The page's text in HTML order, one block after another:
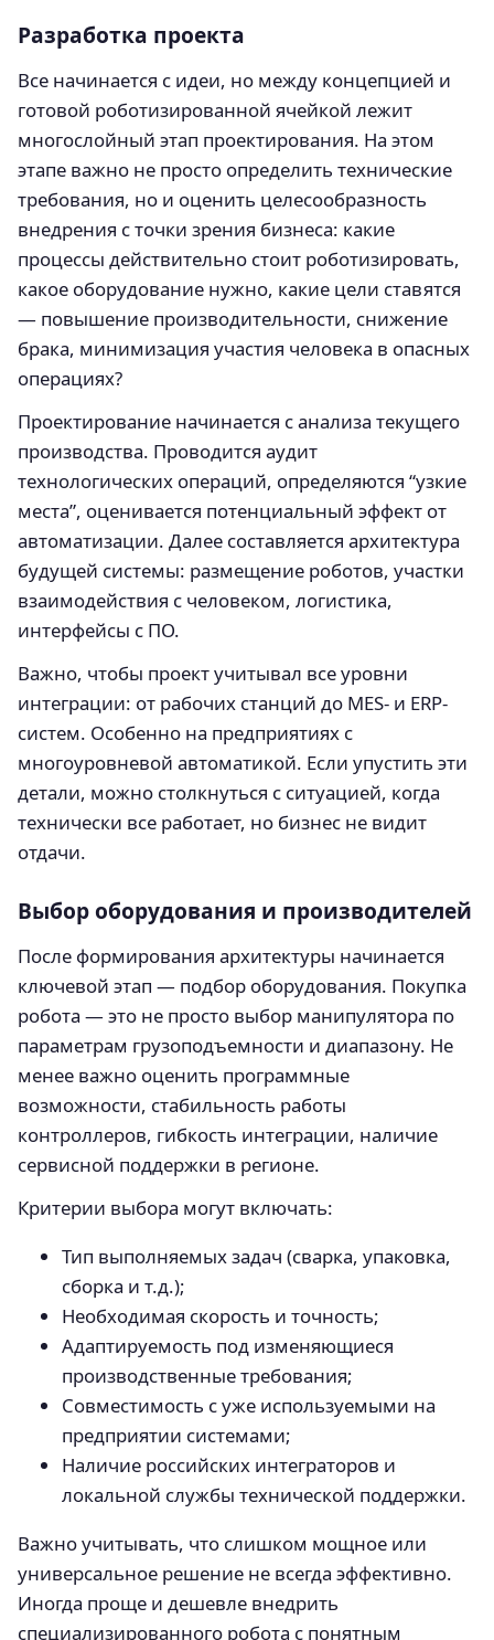
Разработка проекта
Все начинается с идеи, но между концепцией и
готовой роботизированной ячейкой лежит
многослойный этап проектирования. На этом
этапе важно не просто определить технические
требования, но и оценить целесообразность
внедрения с точки зрения бизнеса: какие
процессы действительно стоит роботизировать,
какое оборудование нужно, какие цели ставятся
— повышение производительности, снижение
брака, минимизация участия человека в опасных
операциях?
Проектирование начинается с анализа текущего
производства. Проводится аудит
технологических операций, определяются “узкие
места”, оценивается потенциальный эффект от
автоматизации. Далее составляется архитектура
будущей системы: размещение роботов, участки
взаимодействия с человеком, логистика,
интерфейсы с ПО.
Важно, чтобы проект учитывал все уровни
интеграции: от рабочих станций до MES- и ERP-
систем. Особенно на предприятиях с
многоуровневой автоматикой. Если упустить эти
детали, можно столкнуться с ситуацией, когда
технически все работает, но бизнес не видит
отдачи.
Выбор оборудования и производителей
После формирования архитектуры начинается
ключевой этап — подбор оборудования. Покупка
робота — это не просто выбор манипулятора по
параметрам грузоподъемности и диапазону. Не
менее важно оценить программные
возможности, стабильность работы
контроллеров, гибкость интеграции, наличие
сервисной поддержки в регионе.
Критерии выбора могут включать:
Тип выполняемых задач (сварка, упаковка,
сборка и т.д.);
Необходимая скорость и точность;
Адаптируемость под изменяющиеся
производственные требования;
Совместимость с уже используемыми на
предприятии системами;
Наличие российских интеграторов и
локальной службы технической поддержки.
Важно учитывать, что слишком мощное или
универсальное решение не всегда эффективно.
Иногда проще и дешевле внедрить
специализированного робота с понятным